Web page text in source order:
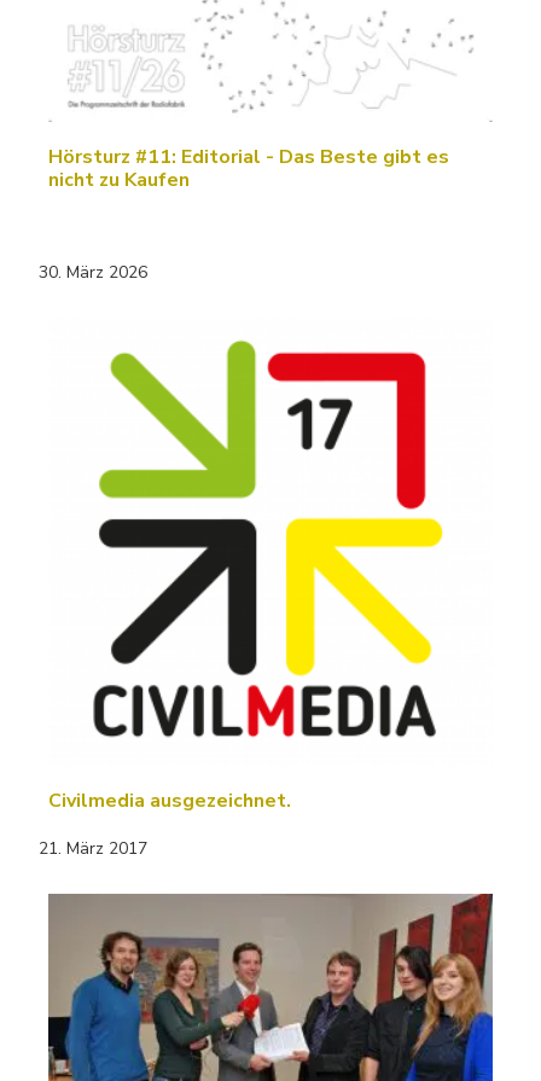
Hörsturz #11: Editorial - Das Beste gibt es
nicht zu Kaufen
30. März 2026
Civilmedia ausgezeichnet.
21. März 2017